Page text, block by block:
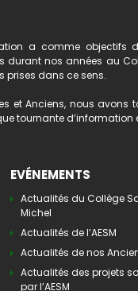
a comme objectifs
durant nos années au
prises dans ce sens.
et Anciens, nous avons
tournante d’information
EVÉNEMENTS
Actualités du Collège
Michel
Actualités de l’AESM
Actualités de nos
Actualités des projets
par l’AESM